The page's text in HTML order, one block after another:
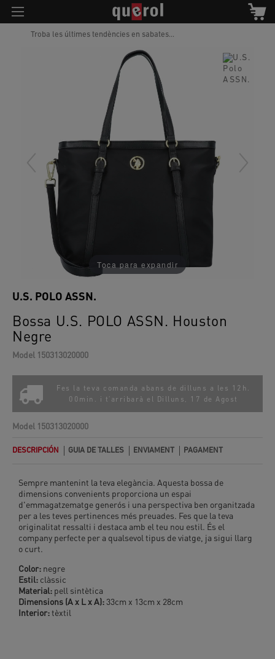
Troba les últimes tendències en sabates...
Toca para expandir
Bossa U.S. POLO ASSN. Houston
Negre
U.S. POLO ASSN.
Model 150313020000
Fes la teva comanda abans de dilluns a les 12h.
00min. i t'arribarà el
Dilluns, 17 de Agost
Model 150313020000
DESCRIPCIÓN GUIA DE TALLES ENVIAMENT PAGAMENT
Sempre mantenint la teva elegància. Aquesta bossa de
dimensions convenients proporciona un espai
d'emmagatzematge generós i una perspectiva ben organitzada
per a les teves pertinences més preuades. Fes que la teva
originalitat ressalti i destaca amb el teu nou estil. És el
company perfecte per a qualsevol tipus de viatge, ja sigui llarg
o curt.
Color: negre
Estil: clàssic
Material: pell sintètica
Dimensions (A x L x A):33cm x 13cm x 28cm
Interior:tèxtil